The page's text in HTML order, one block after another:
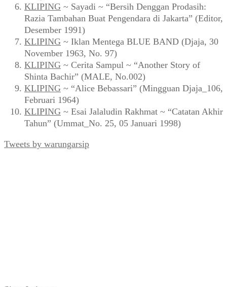
KLIPING ~ Sayadi ~ “Bersih Denggan Prodasih:
Razia Tambahan Buat Pengendara di Jakarta” (Editor,
Desember 1991)
KLIPING ~ Iklan Mentega BLUE BAND (Djaja, 30
November 1963, No. 97)
KLIPING ~ Cerita Sampul ~ “Another Story of
Shinta Bachir” (MALE, No.002)
KLIPING ~ “Alice Bebassari” (Mingguan Djaja_106,
Februari 1964)
KLIPING ~ Esai Jalaludin Rakhmat ~ “Catatan Akhir
Tahun” (Ummat_No. 25, 05 Januari 1998)
Tweets by warungarsip